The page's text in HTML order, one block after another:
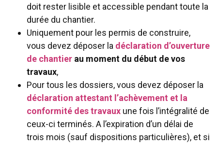
doit rester lisible et accessible pendant toute la
durée du chantier.
Uniquement pour les permis de construire,
vous devez déposer la déclaration d’ouverture
de chantier au moment du début de vos
travaux,
Pour tous les dossiers, vous devez déposer la
déclaration attestant l’achèvement et la
conformité des travaux une fois l’intégralité de
ceux-ci terminés. A l’expiration d’un délai de
trois mois (sauf dispositions particulières), et si